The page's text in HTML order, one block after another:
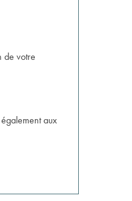
de votre
aux